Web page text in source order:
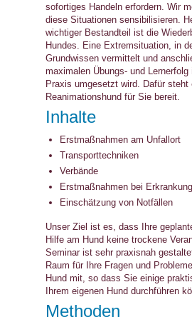
sofortiges Handeln erfordern. Wir
diese Situationen sensibilisieren.
wichtiger Bestandteil ist die
Hundes. Eine Extremsituation, in
Grundwissen vermittelt und
maximalen Übungs- und
Praxis umgesetzt wird. Dafür steht
Reanimationshund für Sie bereit.
Inhalte
Erstmaßnahmen am Unfallort
Transporttechniken
Verbände
Erstmaßnahmen bei
Einschätzung von Notfällen
Unser Ziel ist es, dass Ihre
Hilfe am Hund keine trockene
Seminar ist sehr praxisnah
Raum für Ihre Fragen und
Hund mit, so dass Sie einige
Ihrem eigenen Hund durchführen
Methoden